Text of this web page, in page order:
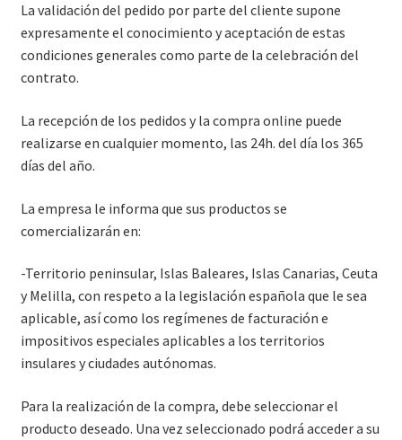
La validación del pedido por parte del cliente supone
expresamente el conocimiento y aceptación de estas
condiciones generales como parte de la celebración del
contrato.
La recepción de los pedidos y la compra online puede
realizarse en cualquier momento, las 24h. del día los 365
días del año.
La empresa le informa que sus productos se
comercializarán en:
-Territorio peninsular, Islas Baleares, Islas Canarias, Ceuta
y Melilla, con respeto a la legislación española que le sea
aplicable, así como los regímenes de facturación e
impositivos especiales aplicables a los territorios
insulares y ciudades autónomas.
Para la realización de la compra, debe seleccionar el
producto deseado. Una vez seleccionado podrá acceder a su